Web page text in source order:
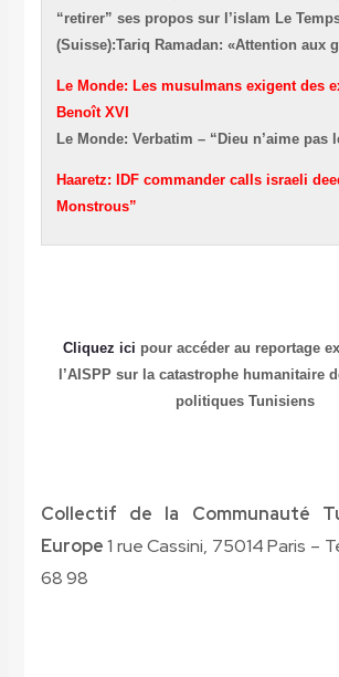
“retirer” ses propos sur l’islam Le
(Suisse):Tariq Ramadan: «Attention aux
Le Monde: Les musulmans exigent des
Benoît XVI
Le Monde: Verbatim – “Dieu n’aime pas
Haaretz: IDF commander calls israeli
Monstrous”
Cliquez ici pour accéder au reportage
l’AISPP sur la catastrophe humanitaire
politiques Tunisiens
Collectif de la Communauté
Europe1 rue Cassini, 75014 Paris –
68 98